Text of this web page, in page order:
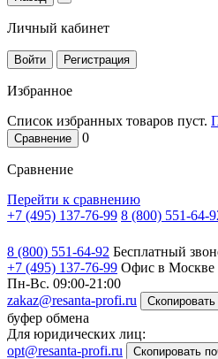
Личный кабинет
Войти Регистрация
Избранное
Список избранных товаров пуст.
Сравнение 0
Сравнение
Перейти к сравнению
+7 (495) 137-76-99 8 (800) 551-64-
8 (800) 551-64-92 Бесплатный
+7 (495) 137-76-99 Офис в Москве
Пн-Вс. 09:00-21:00
zakaz@resanta-profi.ru
Скопировать
буфер обмена
Для юридических лиц:
opt@resanta-profi.ru
Скопировать